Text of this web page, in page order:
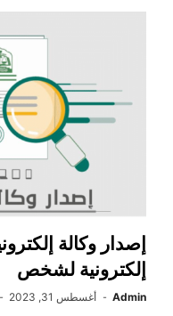
إصدار وكالة
إلكترونية لشخص
Admin أغسطس 31, 2023